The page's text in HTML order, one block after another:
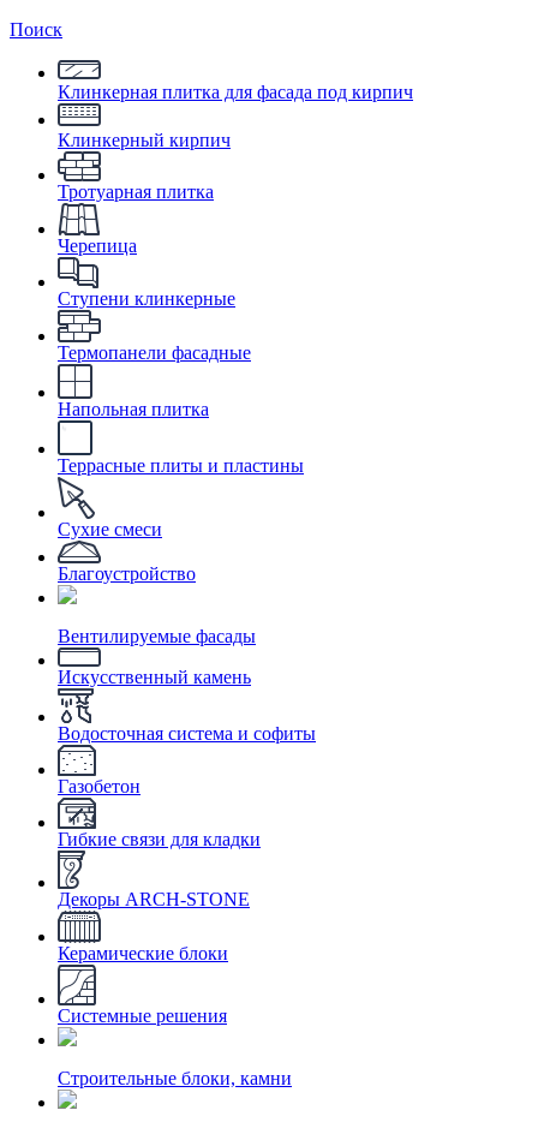
Поиск
Клинкерная плитка для фасада под кирпич
Клинкерный кирпич
Тротуарная плитка
Черепица
Ступени клинкерные
Термопанели фасадные
Напольная плитка
Террасные плиты и пластины
Сухие смеси
Благоустройство
Вентилируемые фасады
Искусственный камень
Водосточная система и софиты
Газобетон
Гибкие связи для кладки
Декоры ARCH-STONE
Керамические блоки
Системные решения
Строительные блоки, камни